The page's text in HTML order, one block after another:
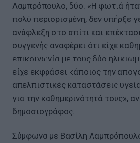
Λαμπρόπουλο, δύο. «Η φωτιά
πολύ περιορισμένη, δεν υπήρξε
ανάφλεξη στο σπίτι και
συγγενής αναφέρει ότι είχε
επικοινωνία με τους δύο
είχε εκφράσει κάποιος την
απελπιστικές καταστάσεις
για την καθημερινότητά τους»,
δημοσιογράφος.
Σύμφωνα με Βασίλη